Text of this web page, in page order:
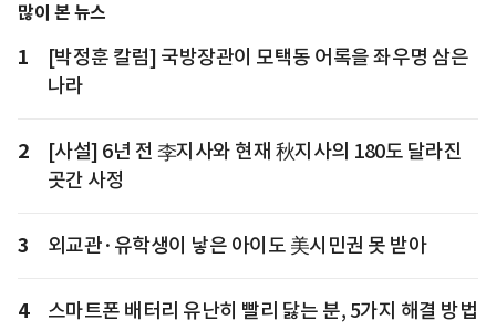
많이 본 뉴스
1
[박정훈 칼럼] 국방장관이 모택동 어록을 좌우명 삼은
나라
2
[사설] 6년 전 李지사와 현재 秋지사의 180도 달라진
곳간 사정
3 외교관·유학생이 낳은 아이도 美시민권 못 받아
4 스마트폰 배터리 유난히 빨리 닳는 분, 5가지 해결 방법